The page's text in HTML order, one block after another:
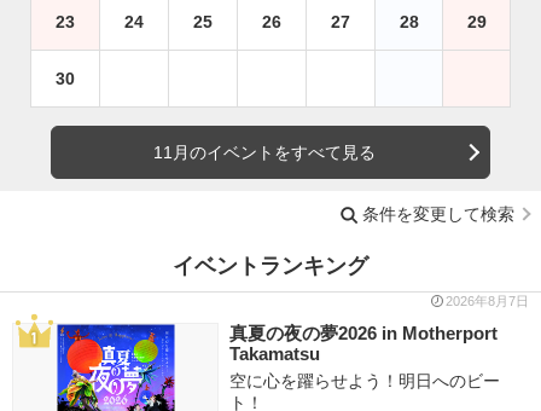
23 24 25 26 27 28 29
30
11月のイベントをすべて見る
条件を変更して検索
イベントランキング
2026年8月7日
真夏の夜の夢2026 in Motherport
Takamatsu
空に心を躍らせよう！明日へのビー
ト！